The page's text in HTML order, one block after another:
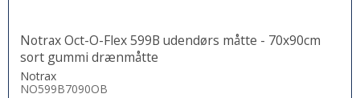
Notrax Oct-O-Flex 599B udendørs måtte - 70x90cm
sort gummi drænmåtte
Notrax
NO599B7090OB